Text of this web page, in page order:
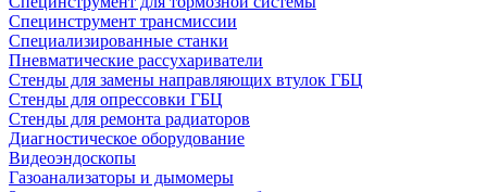
Специнструмент трансмиссии
Специализированные станки
Пневматические рассухариватели
Стенды для замены направляющих втулок ГБЦ
Стенды для опрессовки ГБЦ
Стенды для ремонта радиаторов
Диагностическое оборудование
Видеоэндоскопы
Газоанализаторы и дымомеры